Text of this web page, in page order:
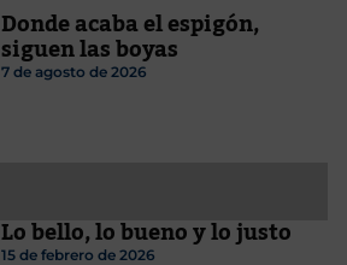
Donde acaba el espigón,
siguen las boyas
7 de agosto de 2026
Lo bello, lo bueno y lo justo
15 de febrero de 2026